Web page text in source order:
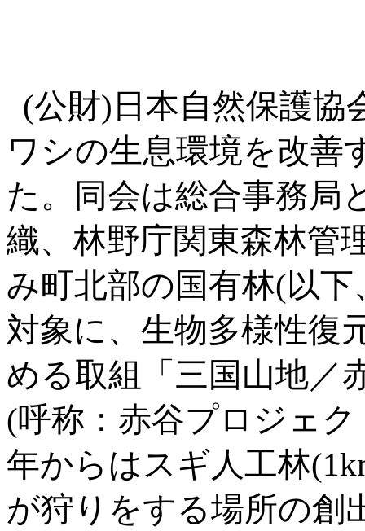
(公財)日本自然保護協
ワシの生息環境を改善
た。同会は総合事務局
織、林野庁関東森林管
み町北部の国有林(以
対象に、生物多様性復
める取組「三国山地／
(呼称：赤谷プロジェ
年からはスギ人工林
が狩りをする場所の創